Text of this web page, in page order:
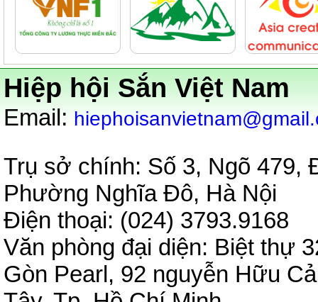
Hiệp hội Sắn Việt Nam
Email:
Trụ sở chính: Số 3, Ngõ 479,
Phường Nghĩa Đô, Hà Nội
Điện thoại: (024)
Văn phòng đại diện: Biệt thự
Gòn Pearl, 92 nguyễn Hữu